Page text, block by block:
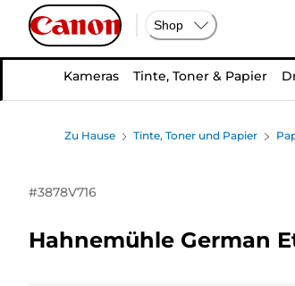
Shop
Kameras Tinte, Toner & Papier
Zu Hause Tinte, Toner und Papier
#3878V716
Hahnemühle German